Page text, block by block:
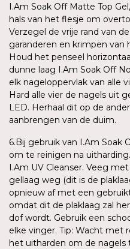
I.Am Soak Off Matte Top
hals van het flesje om
Verzegel de vrije rand van
garanderen en krimpen
Houd het penseel
dunne laag I.Am Soak Off
elk nageloppervlak van alle
Hard alle vier de nagels uit
LED. Herhaal dit op de
aanbrengen van de duim.
6.Bij gebruik van I.Am Soak
om te reinigen na
I.Am UV Cleanser. Veeg
gellaag weg (dit is de
opnieuw af met een
omdat dit de plaklaag zal
dof wordt. Gebruik een
elke vinger. Tip: Wacht met
het uitharden om de